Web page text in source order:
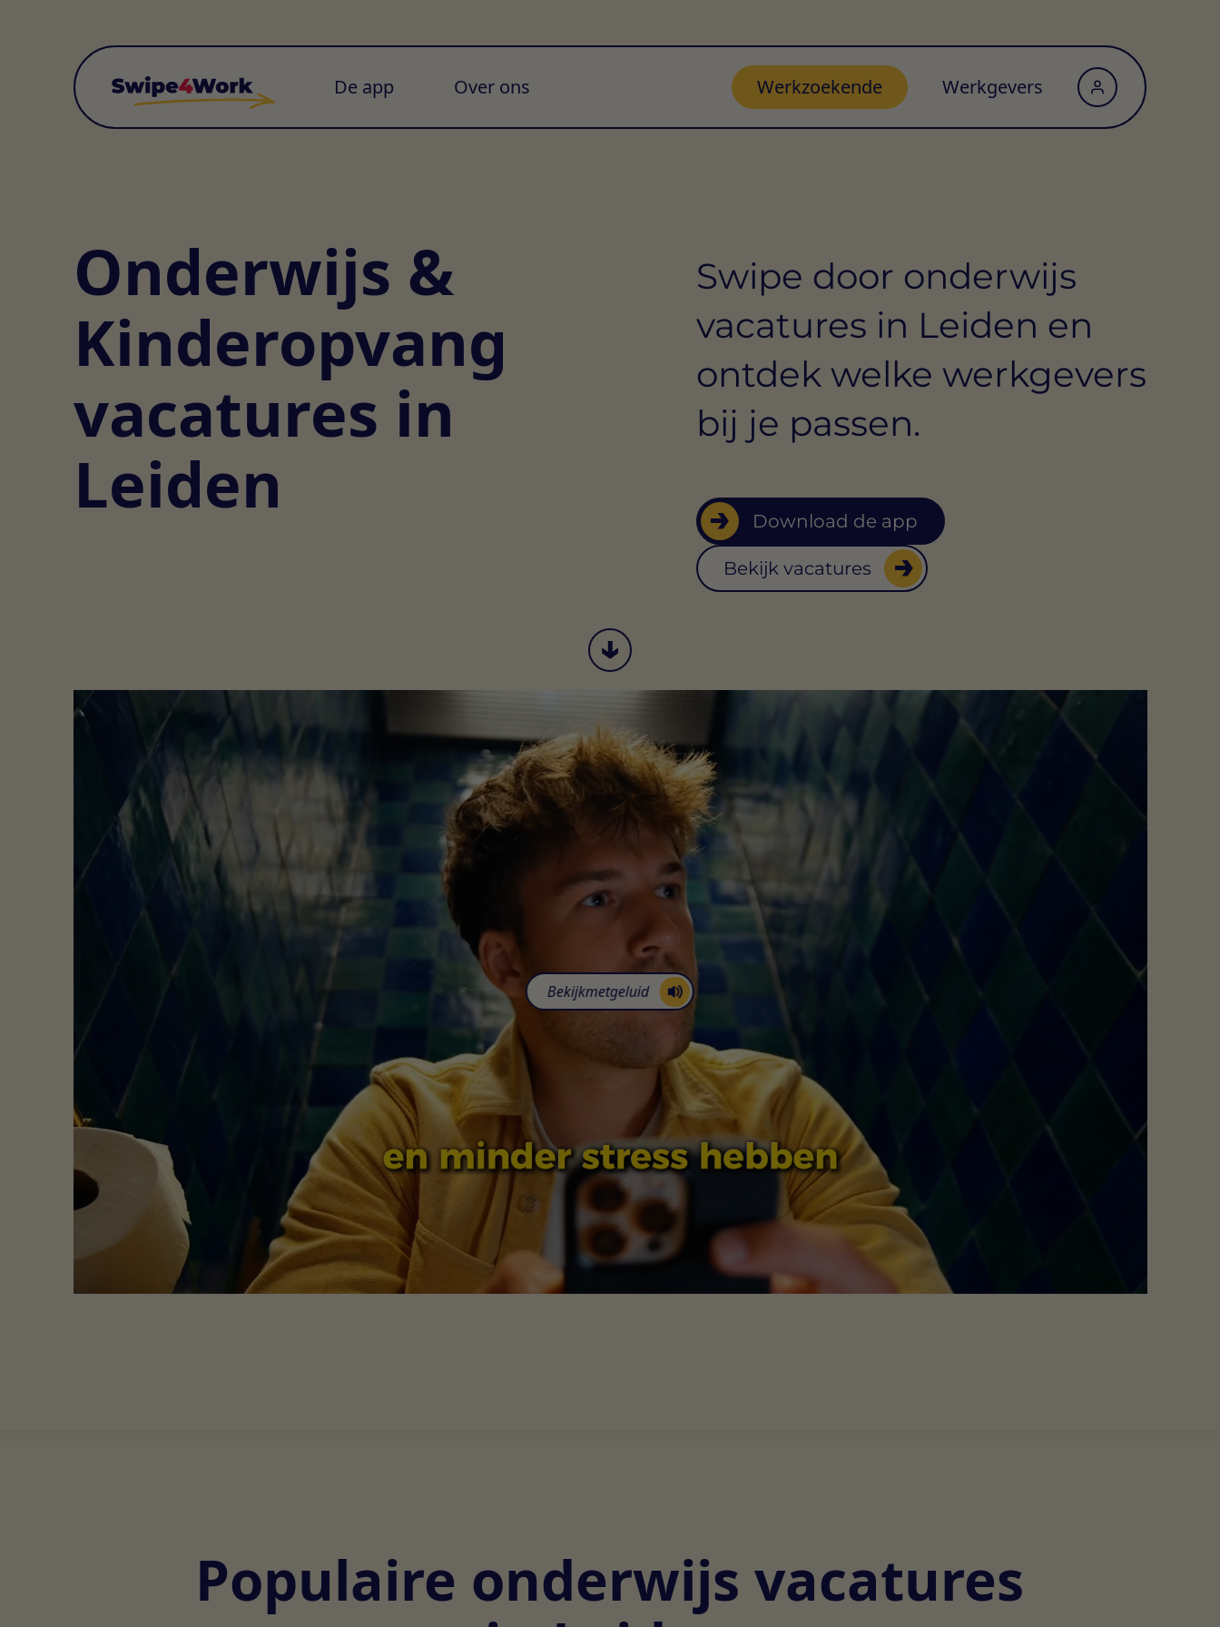
De app Over ons Werkzoekende Werkgevers
Onderwijs &
Kinderopvang
vacatures in
Leiden
Swipe door onderwijs
vacatures in Leiden en
ontdek welke werkgevers
bij je passen.
Download de app
Bekijk vacatures
Bekijkmetgeluid
Populaire onderwijs vacatures